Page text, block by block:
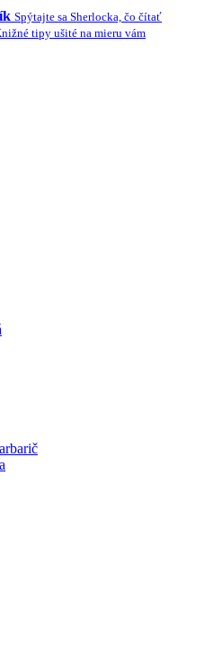
Spýtajte sa Sherlocka, čo čítať
tipy ušité na mieru vám